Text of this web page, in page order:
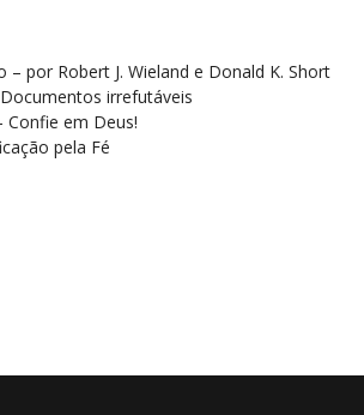
– por Robert J. Wieland e Donald K. Short
irrefutáveis
Confie em Deus!
pela Fé